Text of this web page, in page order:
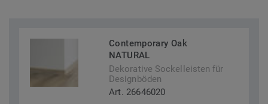
Contemporary Oak
NATURAL
Dekorative Sockelleisten für
Designböden
Art. 26646020